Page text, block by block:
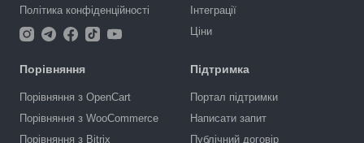
Політика конфіденційності
Інтеграції
Ціни
Порівняння
Порівняння з OpenCart
Порівняння з WooCommerce
Порівняння з Bitrix
Підтримка
Портал підтримки
Написати запит
Публічний договір